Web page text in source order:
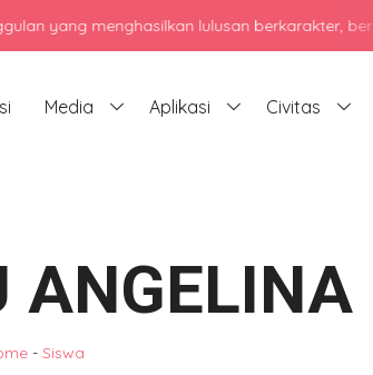
menghasilkan lulusan berkarakter,
Media Aplikasi Civitas
ANGELINA
- Siswa